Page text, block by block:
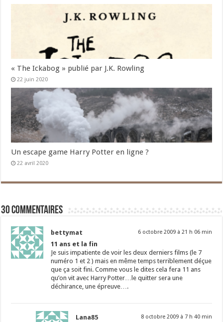
« The Ickabog » publié par J.K. Rowling
22 juin 2020
Un escape game Harry Potter en ligne ?
22 avril 2020
30 commentaires
bettymat 6 octobre 2009 à 21 h 06 min
11 ans et la fin
Je suis impatiente de voir les deux derniers films (le 7
numéro 1 et 2 ) mais en même temps terriblement déçue
que ça soit fini. Comme vous le dites cela fera 11 ans
qu’on vit avec Harry Potter…le quitter sera une
déchirance, une épreuve….
Lana85 8 octobre 2009 à 7 h 40 min